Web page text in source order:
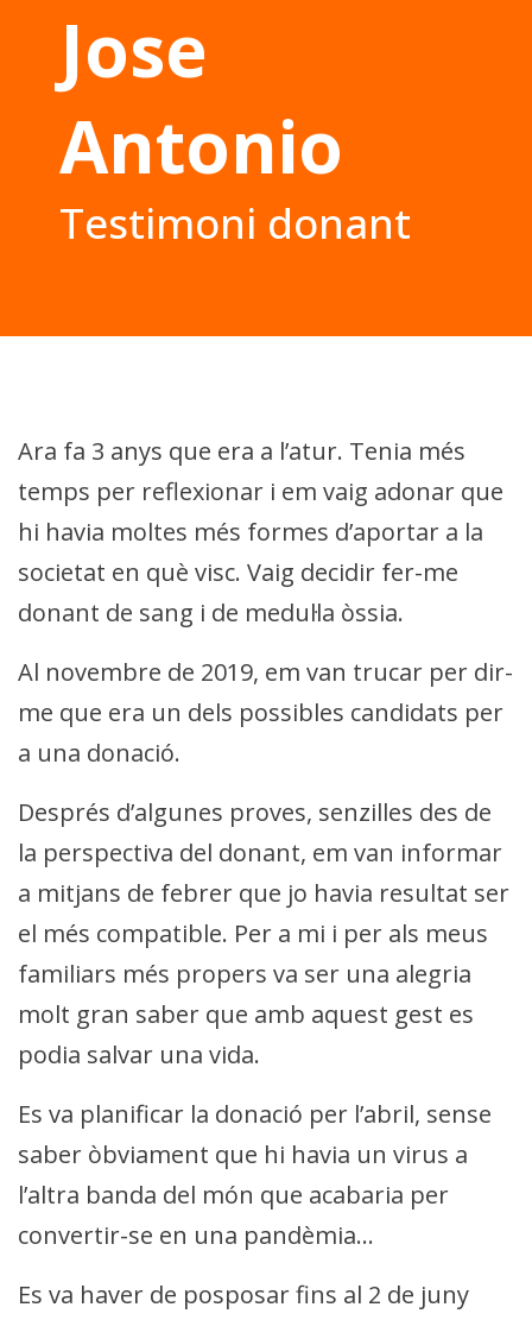
Jose
Antonio
Testimoni donant
Ara fa 3 anys que era a l’atur. Tenia més
temps per reflexionar i em vaig adonar que
hi havia moltes més formes d’aportar a la
societat en què visc. Vaig decidir fer-me
donant de sang i de medul·la òssia.
Al novembre de 2019, em van trucar per dir-
me que era un dels possibles candidats per
a una donació.
Després d’algunes proves, senzilles des de
la perspectiva del donant, em van informar
a mitjans de febrer que jo havia resultat ser
el més compatible. Per a mi i per als meus
familiars més propers va ser una alegria
molt gran saber que amb aquest gest es
podia salvar una vida.
Es va planificar la donació per l’abril, sense
saber òbviament que hi havia un virus a
l’altra banda del món que acabaria per
convertir-se en una pandèmia…
Es va haver de posposar fins al 2 de juny